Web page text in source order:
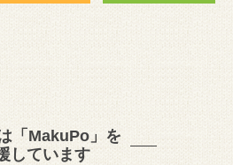
「MakuPo」を
しています